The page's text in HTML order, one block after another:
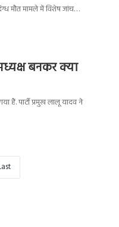
मौत मामले में विशेष जांच…
बनकर क्या
हैं. पार्टी प्रमुख लालू यादव ने